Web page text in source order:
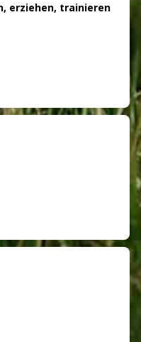
erziehen, trainieren